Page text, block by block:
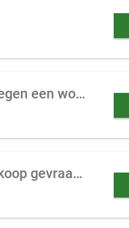
Locatie voor ontwikkeling naar woningbouw, gelegen in een woonwijk of tegen een woonwijk aan
Commercieel vastgoed voor transformatie en verhuurd woonvastgoed te koop gevraagd